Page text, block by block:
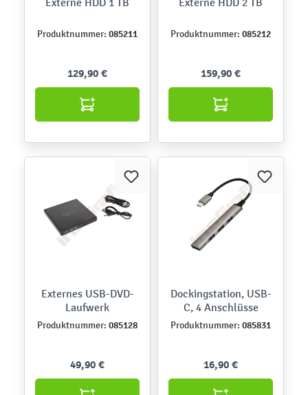
Produktnummer: 085211
129,90 €
Produktnummer: 085212
159,90 €
Externes USB-DVD-
Laufwerk
Produktnummer: 085128
49,90 €
Dockingstation, USB-
C, 4 Anschlüsse
Produktnummer: 085831
16,90 €